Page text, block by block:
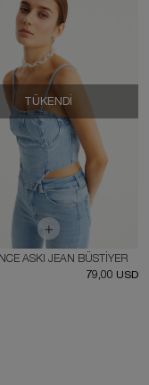
TÜKENDI
ASKI JEAN BÜSTİYER
79,00 USD